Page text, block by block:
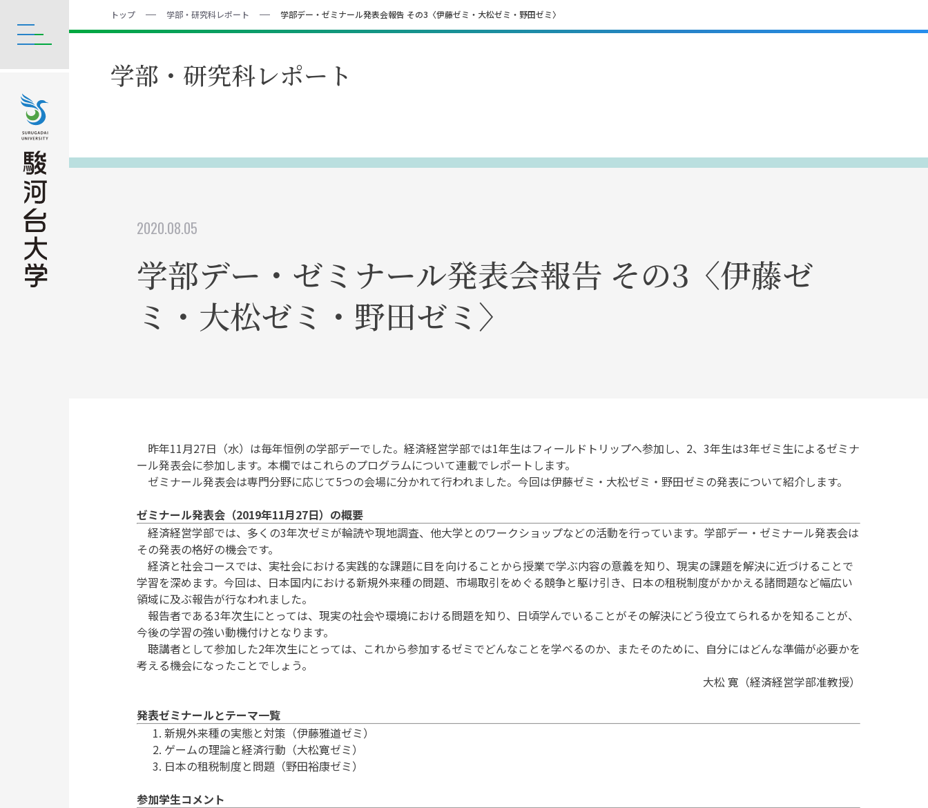
トップ 学部・研究科レポート 学部デー・ゼミナール発表会報告 その3〈伊藤ゼミ・大松ゼミ・野田ゼミ〉
学部・研究科レポート
2020.08.05
学部デー・ゼミナール発表会報告 その3〈伊藤ゼ
ミ・大松ゼミ・野田ゼミ〉
昨年11月27日（水）は毎年恒例の学部デーでした。経済経営学部では1年生はフィールドトリップへ参加し、2、3年生は3年ゼミ生によるゼミナ
ール発表会に参加します。本欄ではこれらのプログラムについて連載でレポートします。
ゼミナール発表会は専門分野に応じて5つの会場に分かれて行われました。今回は伊藤ゼミ・大松ゼミ・野田ゼミの発表について紹介します。
ゼミナール発表会（2019年11月27日）の概要
経済経営学部では、多くの3年次ゼミが輪読や現地調査、他大学とのワークショップなどの活動を行っています。学部デー・ゼミナール発表会は
その発表の格好の機会です。
経済と社会コースでは、実社会における実践的な課題に目を向けることから授業で学ぶ内容の意義を知り、現実の課題を解決に近づけることで
学習を深めます。今回は、日本国内における新規外来種の問題、市場取引をめぐる競争と駆け引き、日本の租税制度がかかえる諸問題など幅広い
領域に及ぶ報告が行なわれました。
報告者である3年次生にとっては、現実の社会や環境における問題を知り、日頃学んでいることがその解決にどう役立てられるかを知ることが、
今後の学習の強い動機付けとなります。
聴講者として参加した2年次生にとっては、これから参加するゼミでどんなことを学べるのか、またそのために、自分にはどんな準備が必要かを
考える機会になったことでしょう。
大松 寛（経済経営学部准教授）
発表ゼミナールとテーマ一覧
新規外来種の実態と対策（伊藤雅道ゼミ）
ゲームの理論と経済行動（大松寛ゼミ）
日本の租税制度と問題（野田裕康ゼミ）
参加学生コメント